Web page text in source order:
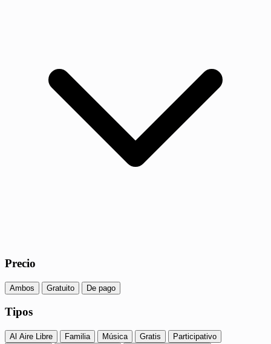
Precio
Ambos Gratuito De pago
Tipos
Al Aire Libre Familia Música Gratis
Participativo